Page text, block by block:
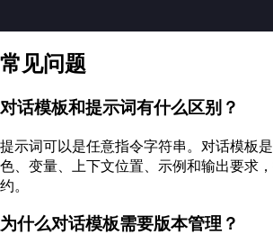
常见问题
对话模板和提示词有什么区别？
提示词可以是任意指令字符串。对话模板
色、变量、上下文位置、示例和输出要求
约。
为什么对话模板需要版本管理？